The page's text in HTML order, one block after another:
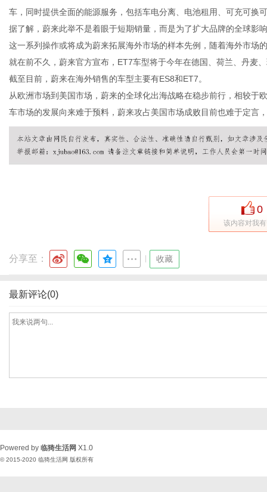
车，同时提供全面的能源服务，包括车电分离、电池租用、可充可换
据了解，蔚来此举不是着眼于短期销量，而是为了扩大品牌的全球影
这一系列操作或将成为蔚来拓展海外市场的样本先例，随着海外市场
就在前不久，蔚来官方宣布，ET7车型将于今年在德国、荷兰、丹麦
截至目前，蔚来在海外销售的车型主要有ES8和ET7。
从欧洲市场到美国市场，蔚来的全球化出海战略在稳步前行，相较于
车市场的发展向来难于预料，蔚来攻占美国市场成败目前也难于定言
0
该内容对我
分享至： 收藏
最新评论(0)
Powered by 临猗生活网 X1.0
© 2015-2020 临猗生活网 版权所有